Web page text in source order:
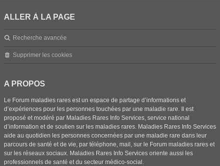
ALLER À LA PAGE
Recherche avancée
Supprimer les cookies
A PROPOS
Le Forum maladies rares est un espace de partage d’informations et
d’expériences pour les personnes touchées par une maladie rare. Il est
proposé et modéré par Maladies Rares Info Services, service national
d’information et de soutien sur les maladies rares. Maladies Rares Info Services
aide au quotidien les personnes concernées par une maladie rare dans leur
parcours de santé et de vie, par téléphone, mail, sur le Forum maladies rares et
sur les réseaux sociaux. Maladies Rares Info Services oriente aussi les
professionnels de santé et du secteur médico-social.